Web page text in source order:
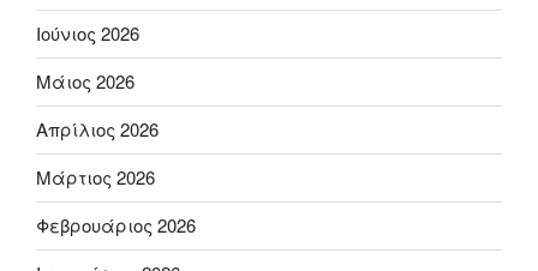
Ιούνιος 2026
Μάιος 2026
Απρίλιος 2026
Μάρτιος 2026
Φεβρουάριος 2026